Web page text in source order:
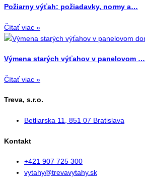
Požiarny výťah: požiadavky, normy a…
Čítať viac »
Výmena starých výťahov v panelovom …
Čítať viac »
Treva, s.r.o.
Betliarska 11, 851 07 Bratislava
Kontakt
+421 907 725 300
vytahy@trevavytahy.sk